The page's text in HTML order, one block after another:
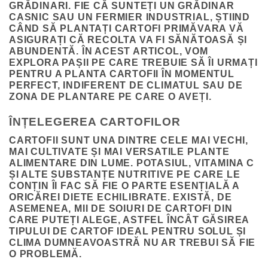
GRĂDINARI. FIE CĂ SUNTEȚI UN GRĂDINAR
CASNIC SAU UN FERMIER INDUSTRIAL, ȘTIIND
CÂND SĂ PLANTAȚI CARTOFI PRIMĂVARA VĂ
ASIGURAȚI CĂ RECOLTA VA FI SĂNĂTOASĂ ȘI
ABUNDENTĂ. ÎN ACEST ARTICOL, VOM
EXPLORA PAȘII PE CARE TREBUIE SĂ ÎI URMAȚI
PENTRU A PLANTA CARTOFII ÎN MOMENTUL
PERFECT, INDIFERENT DE CLIMATUL SAU DE
ZONA DE PLANTARE PE CARE O AVEȚI.
ÎNȚELEGEREA CARTOFILOR
CARTOFII SUNT UNA DINTRE CELE MAI VECHI,
MAI CULTIVATE ȘI MAI VERSATILE PLANTE
ALIMENTARE DIN LUME. POTASIUL, VITAMINA C
ȘI ALTE SUBSTANȚE NUTRITIVE PE CARE LE
CONȚIN ÎI FAC SĂ FIE O PARTE ESENȚIALĂ A
ORICĂREI DIETE ECHILIBRATE. EXISTĂ, DE
ASEMENEA, MII DE SOIURI DE CARTOFI DIN
CARE PUTEȚI ALEGE, ASTFEL ÎNCÂT GĂSIREA
TIPULUI DE CARTOF IDEAL PENTRU SOLUL ȘI
CLIMA DUMNEAVOASTRĂ NU AR TREBUI SĂ FIE
O PROBLEMĂ.